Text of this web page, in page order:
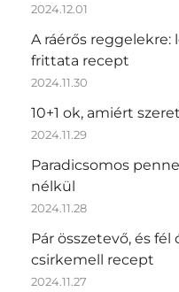
2024.12.01
A ráérős
frittata recept
2024.11.30
10+1 ok, amiért
2024.11.29
Paradicsomos
nélkül
2024.11.28
Pár összetevő, és fél
csirkemell recept
2024.11.27